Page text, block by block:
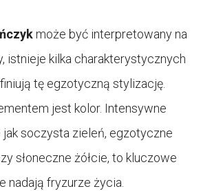
może być interpretowany na
istnieje kilka charakterystycznych
tę egzotyczną stylizację.
jest kolor. Intensywne
jak soczysta zieleń, egzotyczne
słoneczne żółcie, to kluczowe
nadają fryzurze życia.